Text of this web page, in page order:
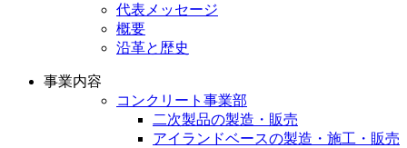
代表メッセージ
概要
沿革と歴史
事業内容
コンクリート事業部
二次製品の製造・販売
アイランドベースの製造・施工・販売